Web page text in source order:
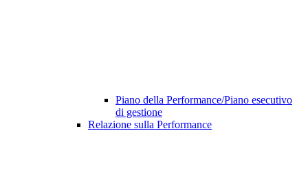
Piano della Performance/Piano esecutivo
di gestione
Relazione sulla Performance